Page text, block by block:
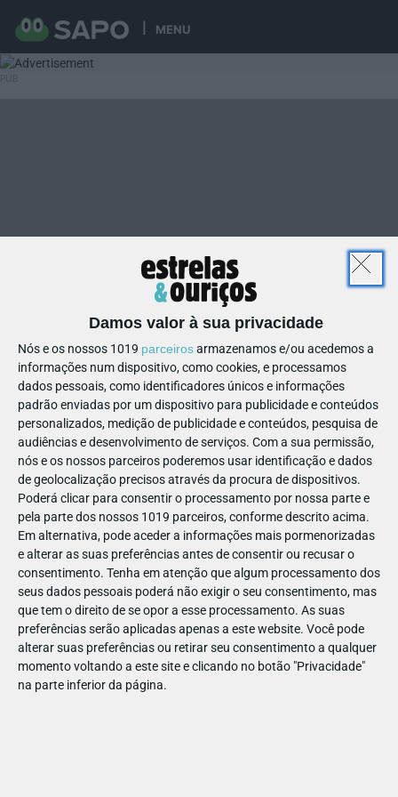
MENU
Damos valor à sua privacidade
Nós e os nossos 1019 parceirosarmazenamos e/ou acedemos a
informações num dispositivo, como cookies, e processamos
dados pessoais, como identificadores únicos e informações
padrão enviadas por um dispositivo para publicidade e conteúdos
personalizados, medição de publicidade e conteúdos, pesquisa de
audiências e desenvolvimento de serviços. Com a sua permissão,
nós e os nossos parceiros poderemos usar identificação e dados
de geolocalização precisos através da procura de dispositivos.
Poderá clicar para consentir o processamento por nossa parte e
pela parte dos nossos 1019 parceiros, conforme descrito acima.
Em alternativa, pode aceder a informações mais pormenorizadas
e alterar as suas preferências antes de consentir ou recusar o
consentimento. Tenha em atenção que algum processamento dos
seus dados pessoais poderá não exigir o seu consentimento, mas
que tem o direito de se opor a esse processamento. As suas
preferências serão aplicadas apenas a este website. Você pode
alterar suas preferências ou retirar seu consentimento a qualquer
momento voltando a este site e clicando no botão "Privacidade"
na parte inferior da página.
17
481311868775505